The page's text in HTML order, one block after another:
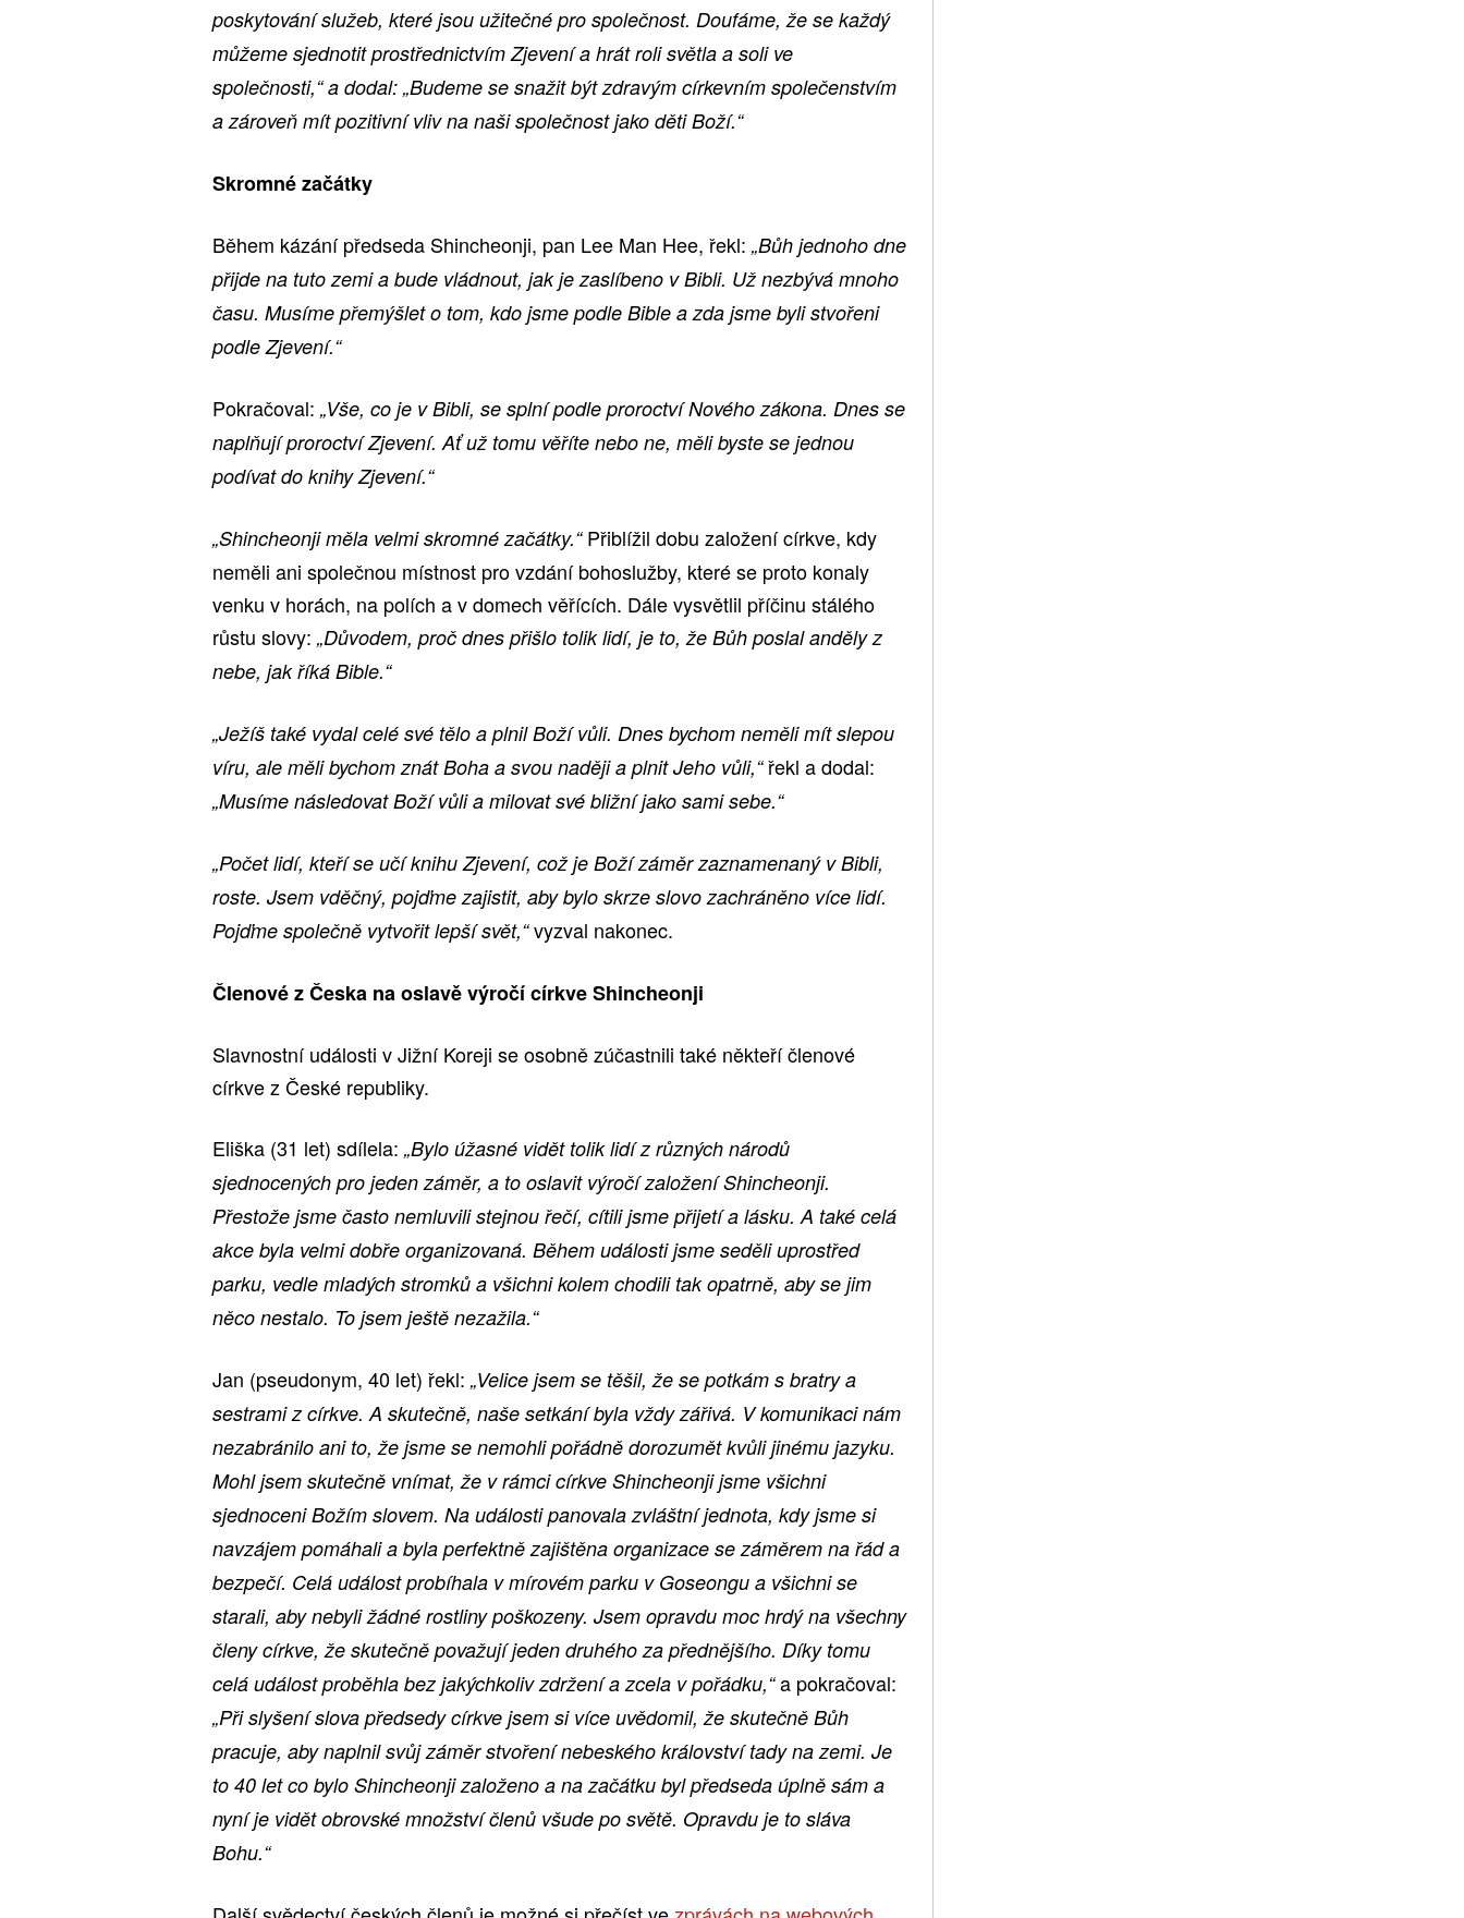
poskytování služeb, které jsou užitečné pro společnost. Doufáme, že se každý
můžeme sjednotit prostřednictvím Zjevení a hrát roli světla a soli ve
společnosti,“ a dodal: „Budeme se snažit být zdravým církevním společenstvím
a zároveň mít pozitivní vliv na naši společnost jako děti Boží.“
Skromné začátky
Během kázání předseda Shincheonji, pan Lee Man Hee, řekl: „Bůh jednoho dne
přijde na tuto zemi a bude vládnout, jak je zaslíbeno v Bibli. Už nezbývá mnoho
času. Musíme přemýšlet o tom, kdo jsme podle Bible a zda jsme byli stvořeni
podle Zjevení.“
Pokračoval: „Vše, co je v Bibli, se splní podle proroctví Nového zákona. Dnes se
naplňují proroctví Zjevení. Ať už tomu věříte nebo ne, měli byste se jednou
podívat do knihy Zjevení.“
„Shincheonji měla velmi skromné začátky.“Přiblížil dobu založení církve, kdy
neměli ani společnou místnost pro vzdání bohoslužby, které se proto konaly
venku v horách, na polích a v domech věřících. Dále vysvětlil příčinu stálého
růstu slovy: „Důvodem, proč dnes přišlo tolik lidí, je to, že Bůh poslal anděly z
nebe, jak říká Bible.“
„Ježíš také vydal celé své tělo a plnil Boží vůli. Dnes bychom neměli mít slepou
víru, ale měli bychom znát Boha a svou naději a plnit Jeho vůli,“řekl a dodal:
„Musíme následovat Boží vůli a milovat své bližní jako sami sebe.“
„Počet lidí, kteří se učí knihu Zjevení, což je Boží záměr zaznamenaný v Bibli,
roste. Jsem vděčný, pojďme zajistit, aby bylo skrze slovo zachráněno více lidí.
Pojďme společně vytvořit lepší svět,“vyzval nakonec.
Členové z Česka na oslavě výročí církve Shincheonji
Slavnostní události v Jižní Koreji se osobně zúčastnili také někteří členové
církve z České republiky.
Eliška (31 let) sdílela: „Bylo úžasné vidět tolik lidí z různých národů
sjednocených pro jeden záměr, a to oslavit výročí založení Shincheonji.
Přestože jsme často nemluvili stejnou řečí, cítili jsme přijetí a lásku. A také celá
akce byla velmi dobře organizovaná. Během události jsme seděli uprostřed
parku, vedle mladých stromků a všichni kolem chodili tak opatrně, aby se jim
něco nestalo. To jsem ještě nezažila.“
Jan (pseudonym, 40 let) řekl: „Velice jsem se těšil, že se potkám s bratry a
sestrami z církve. A skutečně, naše setkání byla vždy zářivá. V komunikaci nám
nezabránilo ani to, že jsme se nemohli pořádně dorozumět kvůli jinému jazyku.
Mohl jsem skutečně vnímat, že v rámci církve Shincheonji jsme všichni
sjednoceni Božím slovem. Na události panovala zvláštní jednota, kdy jsme si
navzájem pomáhali a byla perfektně zajištěna organizace se záměrem na řád a
bezpečí. Celá událost probíhala v mírovém parku v Goseongu a všichni se
starali, aby nebyli žádné rostliny poškozeny. Jsem opravdu moc hrdý na všechny
členy církve, že skutečně považují jeden druhého za přednějšího. Díky tomu
celá událost proběhla bez jakýchkoliv zdržení a zcela v pořádku,“a pokračoval:
„Při slyšení slova předsedy církve jsem si více uvědomil, že skutečně Bůh
pracuje, aby naplnil svůj záměr stvoření nebeského království tady na zemi. Je
to 40 let co bylo Shincheonji založeno a na začátku byl předseda úplně sám a
nyní je vidět obrovské množství členů všude po světě. Opravdu je to sláva
Bohu.“